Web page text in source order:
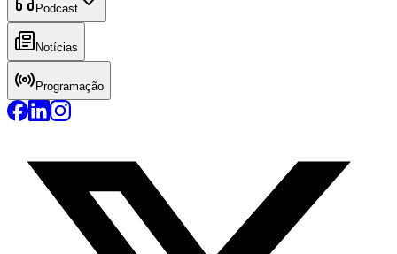
Podcast
Notícias
Programação